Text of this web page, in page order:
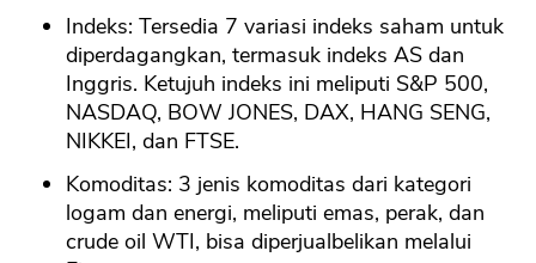
Indeks: Tersedia 7 variasi indeks saham untuk
diperdagangkan, termasuk indeks AS dan
Inggris. Ketujuh indeks ini meliputi S&P 500,
NASDAQ, BOW JONES, DAX, HANG SENG,
NIKKEI, dan FTSE.
Komoditas: 3 jenis komoditas dari kategori
logam dan energi, meliputi emas, perak, dan
crude oil WTI, bisa diperjualbelikan melalui